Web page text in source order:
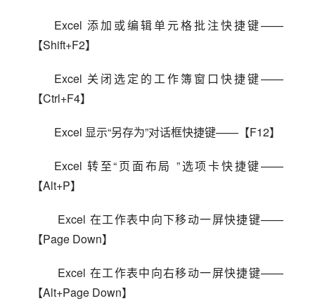
Excel 添加或编辑单元格批注快捷键——
【Shift+F2】
Excel 关闭选定的工作簿窗口快捷键——
【Ctrl+F4】
Excel 显示“另存为”对话框快捷键——【F12】
Excel 转至“页面布局 ”选项卡快捷键——
【Alt+P】
【Page Down】
【Alt+Page Down】